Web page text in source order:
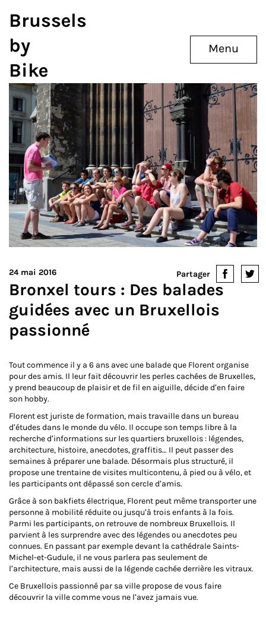
Brussels
by
Bike
Menu
Partager
24 mai 2016
Bronxel tours : Des balades
guidées avec un Bruxellois
passionné
Tout commence il y a 6 ans avec une balade que Florent organise
pour des amis. Il leur fait découvrir les perles cachées de Bruxelles,
y prend beaucoup de plaisir et de fil en aiguille, décide d’en faire
son hobby.
Florent est juriste de formation, mais travaille dans un bureau
d’études dans le monde du vélo. Il occupe son temps libre à la
recherche d’informations sur les quartiers bruxellois : légendes,
architecture, histoire, anecdotes, graffitis… Il peut passer des
semaines à préparer une balade. Désormais plus structuré, il
propose une trentaine de visites multicontenu, à pied ou à vélo, et
les participants ont dépassé son cercle d’amis.
Grâce à son bakfiets électrique, Florent peut même transporter une
personne à mobilité réduite ou jusqu’à trois enfants à la fois.
Parmi les participants, on retrouve de nombreux Bruxellois. Il
parvient à les surprendre avec des légendes ou anecdotes peu
connues. En passant par exemple devant la cathédrale Saints-
Michel-et-Gudule, il ne vous parlera pas seulement de
l’architecture, mais aussi de la légende cachée derrière les vitraux.
Ce Bruxellois passionné par sa ville propose de vous faire
découvrir la ville comme vous ne l’avez jamais vue.